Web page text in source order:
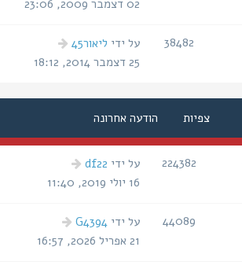
02 דצמבר 2009, 23:06
38482
הודעה
אחרונה
על ידי ליאור45
25 דצמבר 2014, 18:12
צפיות הודעה אחרונה
224382
הודעה
אחרונה
על ידי df22
16 יולי 2019, 11:40
44089
הודעה
אחרונה
על ידיG4394
21 אפריל 2026, 16:57